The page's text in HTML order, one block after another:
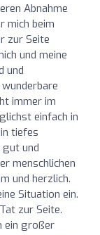
Abnahme
mich beim
zur Seite
und meine
und
immer im
einfach in
tiefes
gut und
menschlichen
und herzlich.
Situation ein.
zur Seite.
ein großer